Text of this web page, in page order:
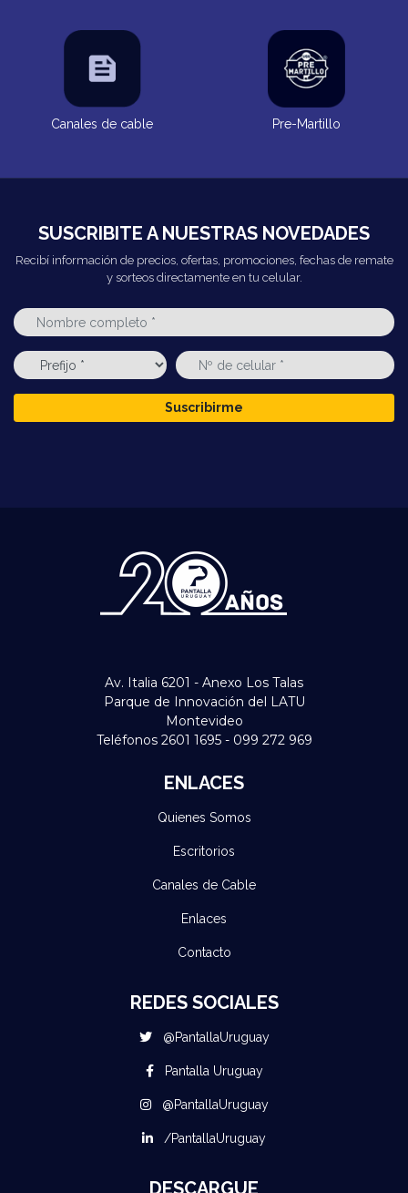
Canales de cable Pre-Martillo
SUSCRIBITE A NUESTRAS NOVEDADES
Recibí información de precios, ofertas, promociones, fechas de remate
y sorteos directamente en tu celular.
Suscribirme
Av. Italia 6201 - Anexo Los Talas
Parque de Innovación del LATU
Montevideo
Teléfonos 2601 1695 - 099 272 969
ENLACES
Quienes Somos
Escritorios
Canales de Cable
Enlaces
Contacto
REDES SOCIALES
@PantallaUruguay
Pantalla Uruguay
@PantallaUruguay
/PantallaUruguay